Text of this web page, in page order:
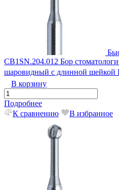
CB1SN.204.012 Бор
шаровидный с длинной шейкой
В корзину
Подробнее
К сравнению
В избранное